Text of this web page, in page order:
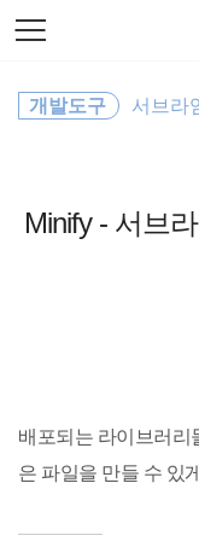
본
문
로
Minify - 서브
개발도구 서브라
배포되는 라이브러리
은 파일을 만들 수 있
색
Wordpress
app
property